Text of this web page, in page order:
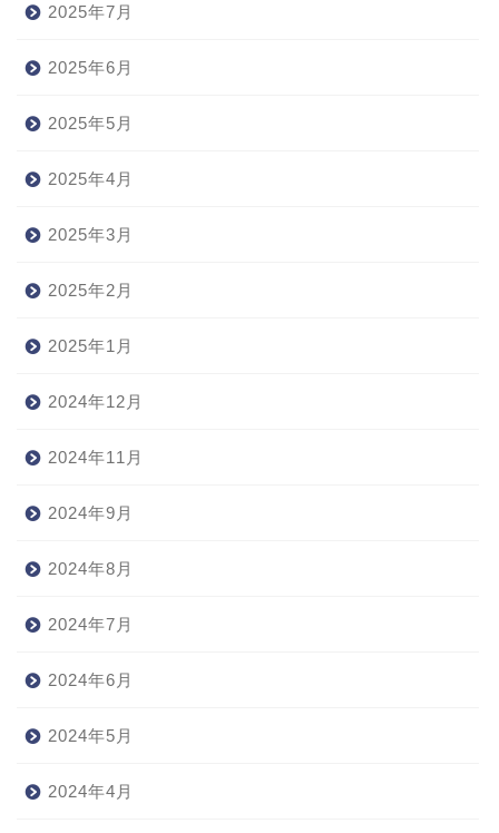
2025年7月
2025年6月
2025年5月
2025年4月
2025年3月
2025年2月
2025年1月
2024年12月
2024年11月
2024年9月
2024年8月
2024年7月
2024年6月
2024年5月
2024年4月